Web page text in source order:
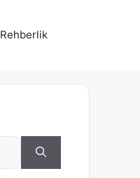
Rehberlik